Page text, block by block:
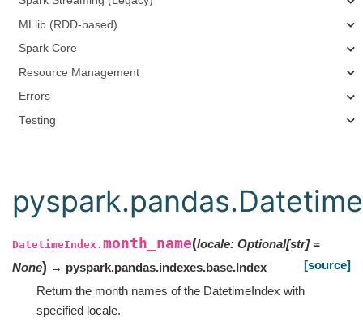
MLlib (RDD-based)
Spark Core
Resource Management
Errors
Testing
DatetimeIndex. month_name(locale: Optional[str] =
None) → pyspark.pandas.indexes.base.Index
[source]
Return the month names of the DatetimeIndex with
specified locale.